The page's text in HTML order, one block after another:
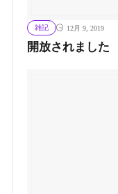
雑記 12月 9, 2019
開放されました